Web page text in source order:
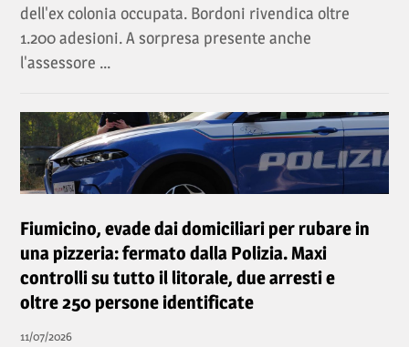
dell'ex colonia occupata. Bordoni rivendica oltre
1.200 adesioni. A sorpresa presente anche
l'assessore ...
Fiumicino, evade dai domiciliari per rubare in
una pizzeria: fermato dalla Polizia. Maxi
controlli su tutto il litorale, due arresti e
oltre 250 persone identificate
11/07/2026